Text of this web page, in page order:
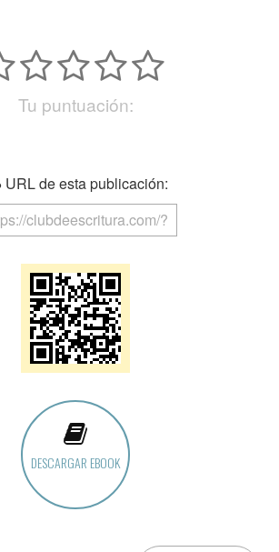
Tu puntuación:
URL de esta publicación:
DESCARGAR EBOOK